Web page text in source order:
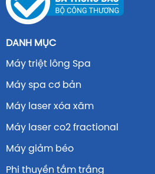
DANH MỤC
Máy triệt lông Spa
Máy spa cơ bản
Máy laser xóa xăm
Máy laser co2 fractional
Máy giảm béo
Phi thuyền tắm trắng